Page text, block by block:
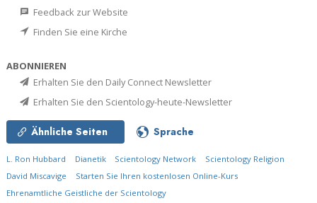
Feedback zur Website
Finden Sie eine Kirche
ABONNIEREN
Erhalten Sie den Daily Connect Newsletter
Erhalten Sie den Scientology-heute-Newsletter
Ähnliche Seiten Sprache
L. Ron Hubbard Dianetik Scientology Network
Scientology Religion
David Miscavige
Starten Sie Ihren kostenlosen Online-Kurs
Ehrenamtliche Geistliche der Scientology